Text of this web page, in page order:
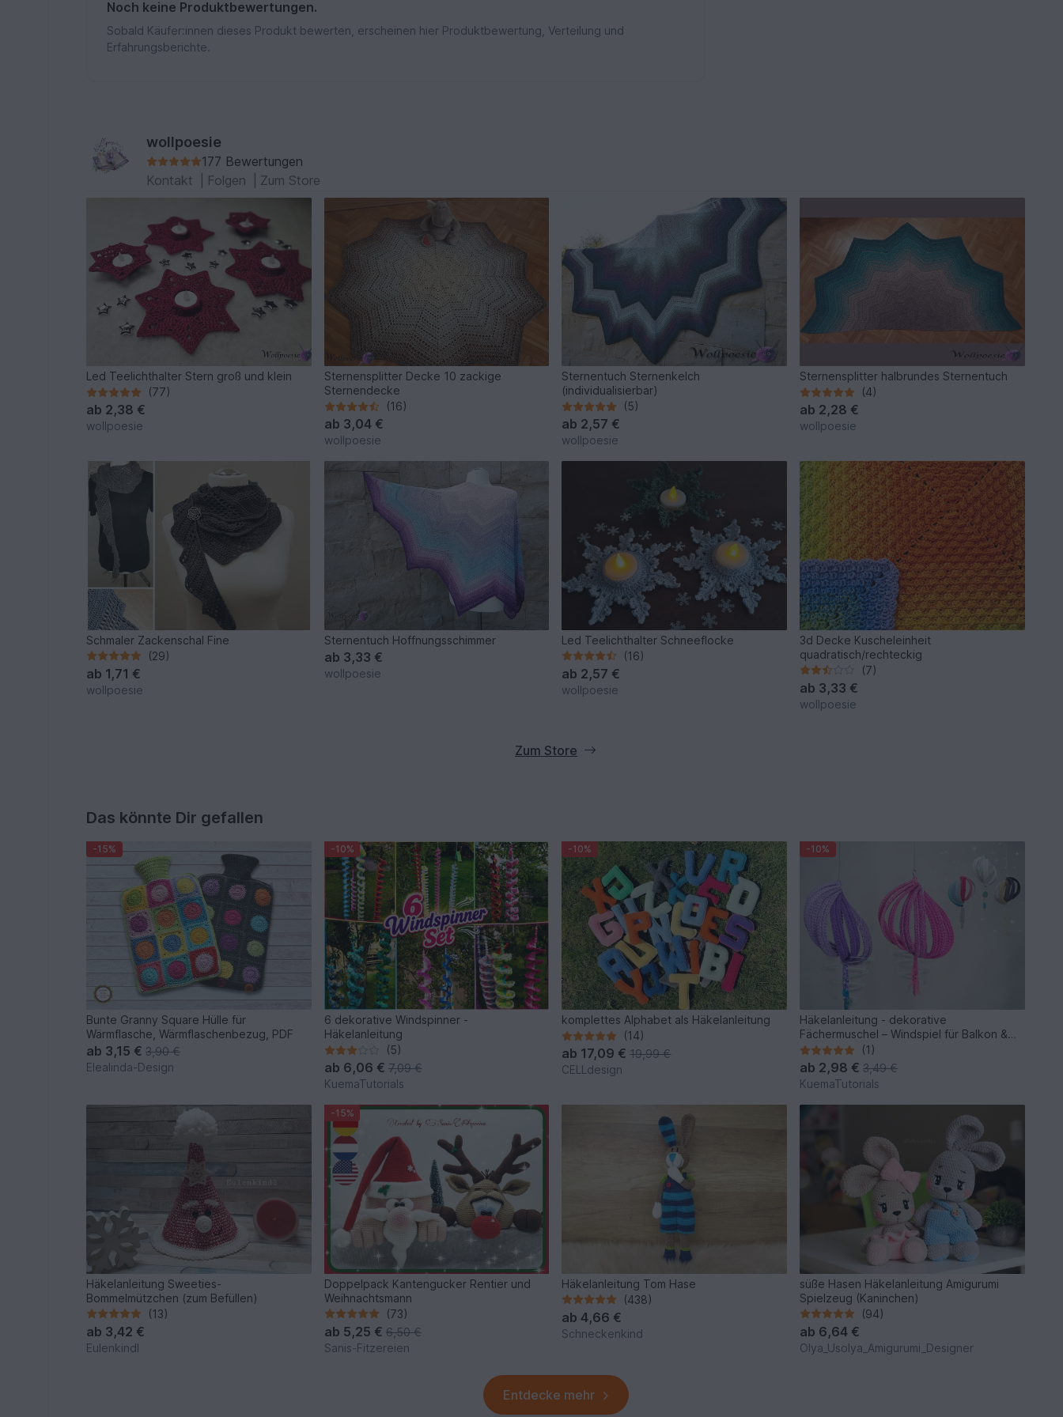
Noch keine Produktbewertungen.
Sobald Käufer:innen dieses Produkt bewerten, erscheinen hier Produktbewertung, Verteilung und
Erfahrungsberichte.
wollpoesie
177 Bewertungen
Kontakt
Folgen Zum Store
Led Teelichthalter Stern groß und klein
(77)
ab 2,38 €
wollpoesie
Sternensplitter Decke 10 zackige
Sternendecke
(16)
ab 3,04 €
wollpoesie
Sternentuch Sternenkelch
(individualisierbar)
(5)
ab 2,57 €
wollpoesie
Sternensplitter halbrundes Sternentuch
(4)
ab 2,28 €
wollpoesie
Schmaler Zackenschal Fine
(29)
ab 1,71 €
wollpoesie
Sternentuch Hoffnungsschimmer
ab 3,33 €
wollpoesie
Led Teelichthalter Schneeflocke
(16)
ab 2,57 €
wollpoesie
3d Decke Kuscheleinheit
quadratisch/rechteckig
(7)
ab 3,33 €
wollpoesie
Zum Store
Das könnte Dir gefallen
-15%
Bunte Granny Square Hülle für
Wärmflasche, Wärmflaschenbezug, PDF
ab 3,15 €3,90 €
Elealinda-Design
-10%
6 dekorative Windspinner -
Häkelanleitung
(5)
ab 6,06 € 7,09 €
KuemaTutorials
-10%
komplettes Alphabet als Häkelanleitung
(14)
ab 17,09 € 19,99 €
CELLdesign
-10%
Häkelanleitung - dekorative
Fächermuschel – Windspiel für Balkon &
Garten
(1)
ab 2,98 €3,49 €
KuemaTutorials
Häkelanleitung Sweeties-
Bommelmützchen (zum Befüllen)
(13)
ab 3,42 €
Eulenkindl
-15%
Doppelpack Kantengucker Rentier und
Weihnachtsmann
(73)
ab 5,25 € 6,50 €
Sanis-Fitzereien
Häkelanleitung Tom Hase
(438)
ab4,66 €
Schneckenkind
süße Hasen Häkelanleitung Amigurumi
Spielzeug (Kaninchen)
(94)
ab 6,64 €
Olya_Usolya_Amigurumi_Designer
Entdecke mehr